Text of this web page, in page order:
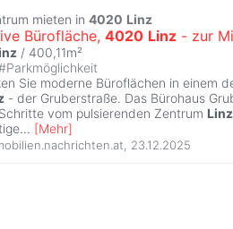
mieten in 4020 Linz
Bürofläche, 4020 Linz - zur
/ 400,11m²
Parkmöglichkeit
Sie moderne Büroflächen in einem
- der Gruberstraße. Das Bürohaus
vom pulsierenden Zentrum Linz
... [Mehr]
23.12.2025